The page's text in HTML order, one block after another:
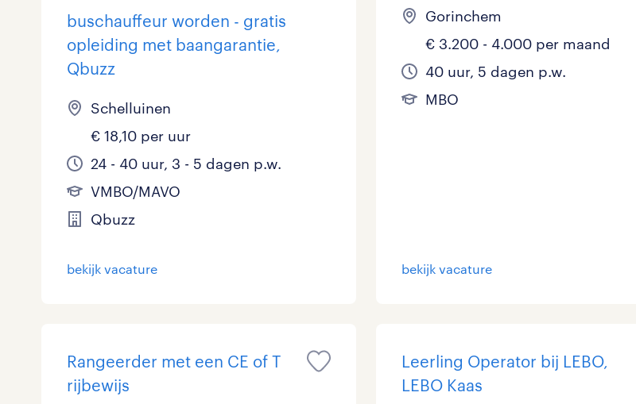
buschauffeur worden - gratis
opleiding met baangarantie,
Qbuzz
Schelluinen
€ 18,10 per uur
24 - 40 uur, 3 - 5 dagen p.w.
VMBO/MAVO
Qbuzz
bekijk vacature
Gorinchem
€ 3.200 - 4.000 per maand
40 uur, 5 dagen p.w.
MBO
bekijk vacature
Rangeerder met een CE of T
rijbewijs
Leerling Operator bij LEBO,
LEBO Kaas